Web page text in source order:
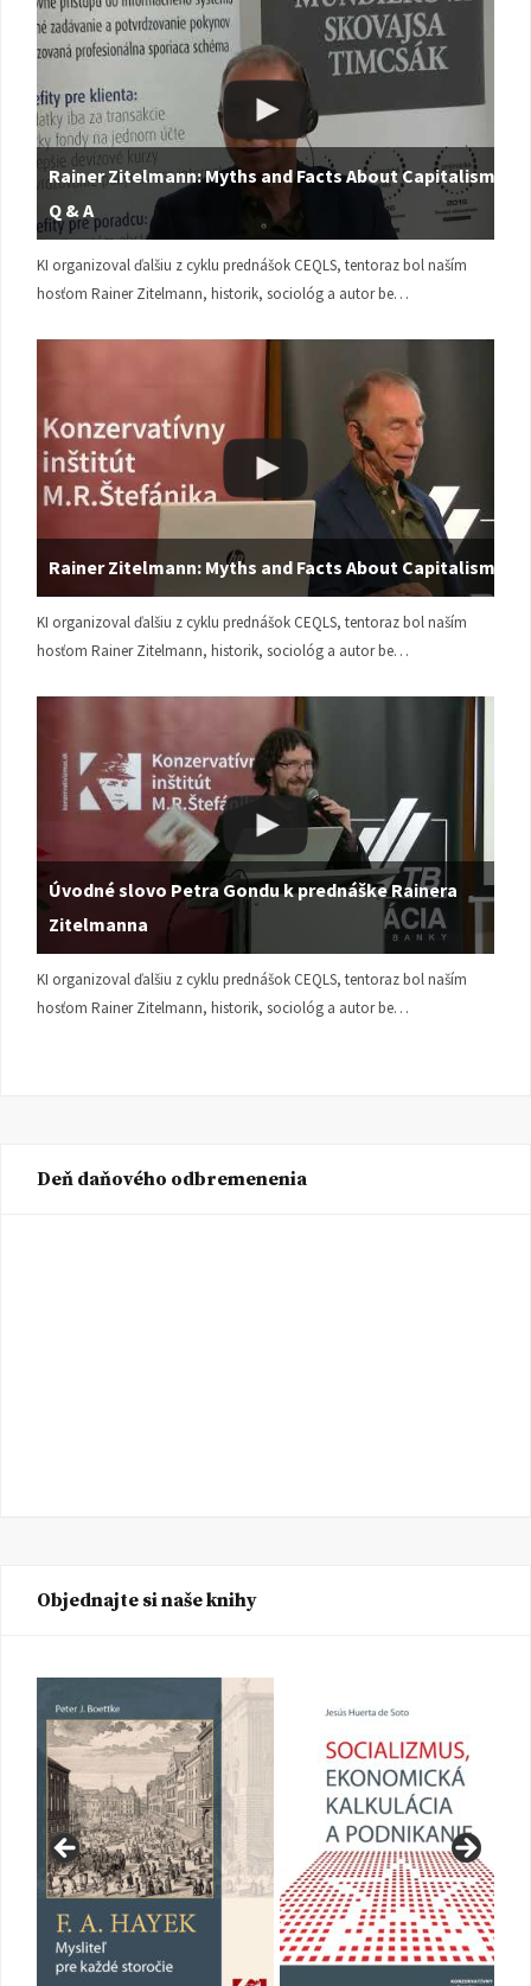
Rainer Zitelmann: Myths and Facts About Capitalism |
Q & A
KI organizoval ďalšiu z cyklu prednášok CEQLS, tentoraz bol naším
hosťom Rainer Zitelmann, historik, sociológ a autor be…
Rainer Zitelmann: Myths and Facts About Capitalism
KI organizoval ďalšiu z cyklu prednášok CEQLS, tentoraz bol naším
hosťom Rainer Zitelmann, historik, sociológ a autor be…
Úvodné slovo Petra Gondu k prednáške Rainera
Zitelmanna
KI organizoval ďalšiu z cyklu prednášok CEQLS, tentoraz bol naším
hosťom Rainer Zitelmann, historik, sociológ a autor be…
Deň daňového odbremenenia
Objednajte si naše knihy